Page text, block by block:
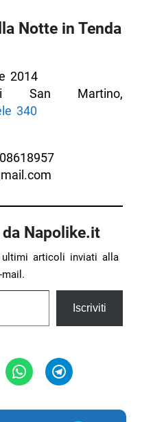
Notte in Tenda
2014
Martino,
340
Napolike.it
articoli inviati alla
Iscriviti